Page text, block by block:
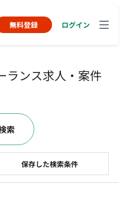
無料登録 ログイン
ランス求人・案件
保存した検索条件
索